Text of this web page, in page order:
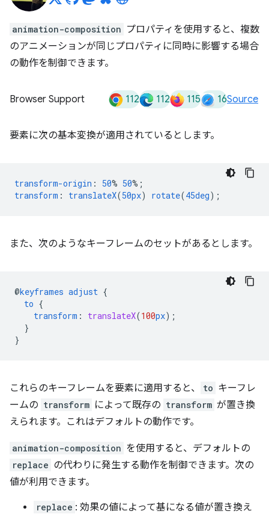
animation-composition プロパティを使用すると、複数
のアニメーションが同じプロパティに同時に影響する場合
の動作を制御できます。
Browser Support 112 112 115 16Source
要素に次の基本変換が適用されているとします。
transform-origin : 50% 50%;
transform : translateX(50px) rotate(45deg);
また、次のようなキーフレームのセットがあるとします。
@keyframes adjust {
to {
transform : translateX(100px);
}
}
これらのキーフレームを要素に適用すると、 to キーフレ
ームの transform によって既存の transform が置き換
えられます。これはデフォルトの動作です。
animation-composition を使用すると、デフォルトの
replace の代わりに発生する動作を制御できます。次の
値が利用できます。
replace : 効果の値によって基になる値が置き換え